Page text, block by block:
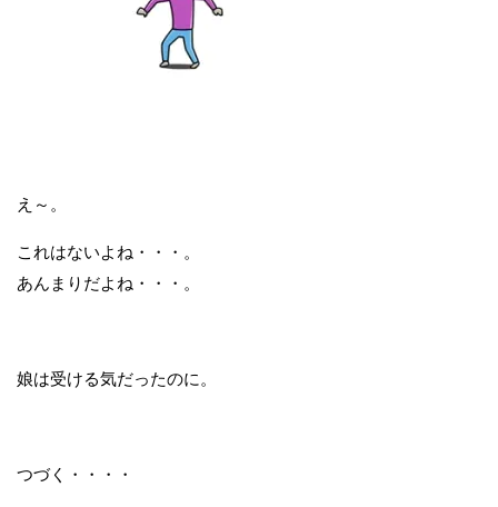
え～。
これはないよね・・・。
あんまりだよね・・・。
娘は受ける気だったのに。
つづく・・・・